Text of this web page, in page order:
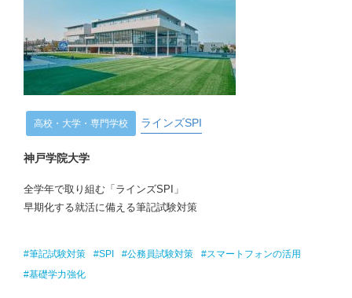
高校・大学・専門学校 ラインズSPI
神戸学院大学
全学年で取り組む「ラインズSPI」
早期化する就活に備える筆記試験対策
#筆記試験対策 #SPI #公務員試験対策
#スマートフォンの活用
#基礎学力強化